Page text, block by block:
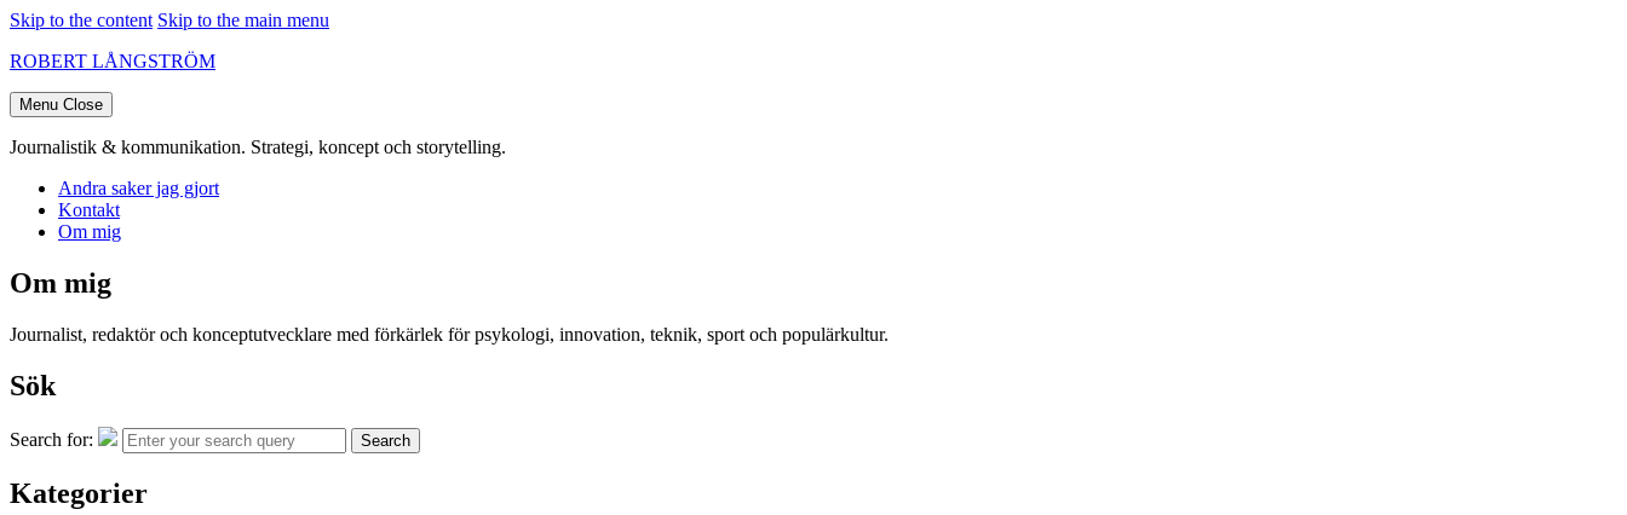
Skip to the content Skip to the main menu
ROBERT LÅNGSTRÖM
Menu Close
Journalistik & kommunikation. Strategi, koncept och storytelling.
Andra saker jag gjort
Kontakt
Om mig
Om mig
Journalist, redaktör och konceptutvecklare med förkärlek för psykologi, innovation, teknik, sport och populärkultur.
Sök
Search for: Search
Kategorier